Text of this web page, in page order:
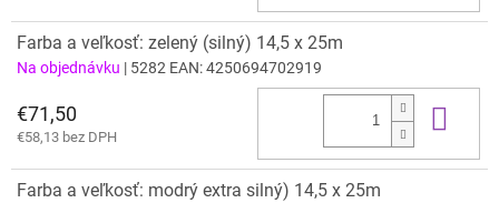
Farba a veľkosť: zelený (silný) 14,5 x 25m
Na objednávku | 5282 EAN:4250694702919
€71,50
€58,13 bez DPH
Farba a veľkosť: modrý extra silný) 14,5 x 25m